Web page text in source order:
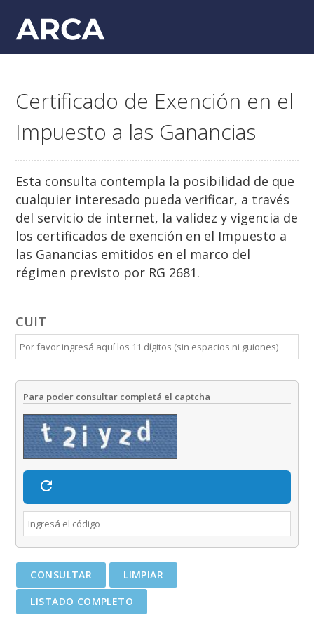
Certificado de Exención en el
Impuesto a las Ganancias
Esta consulta contempla la posibilidad de que
cualquier interesado pueda verificar, a través
del servicio de internet, la validez y vigencia de
los certificados de exención en el Impuesto a
las Ganancias emitidos en el marco del
régimen previsto por RG 2681.
CUIT
Para poder consultar completá el captcha